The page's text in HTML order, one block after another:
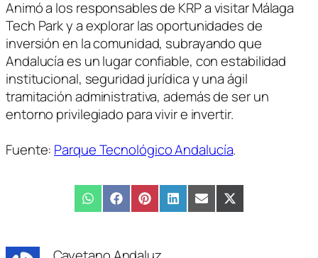
Animó a los responsables de KRP a visitar Málaga
Tech Park y a explorar las oportunidades de
inversión en la comunidad, subrayando que
Andalucía es un lugar confiable, con estabilidad
institucional, seguridad jurídica y una ágil
tramitación administrativa, además de ser un
entorno privilegiado para vivir e invertir.
Fuente: Parque Tecnológico Andalucía.
Compartir
en
WhatsAppCompartir
en
FacebookCompartir
en
PinterestCompartir
en
LinkedInCompartir
en
EmailCompartir
en
X
(Twitter)